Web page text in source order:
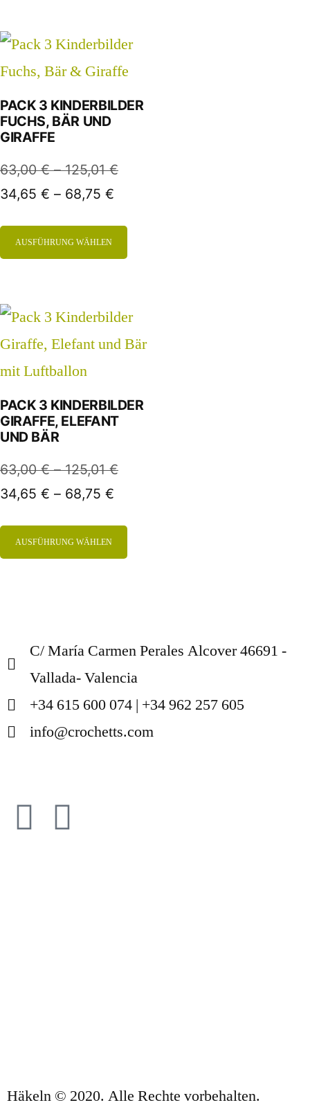
PACK 3 KINDERBILDER
FUCHS, BÄR UND
GIRAFFE
63,00€ –125,01€
34,65 € – 68,75 €
AUSFÜHRUNG WÄHLEN
PACK 3 KINDERBILDER
GIRAFFE, ELEFANT
UND BÄR
63,00€ –125,01€
34,65 € – 68,75 €
AUSFÜHRUNG WÄHLEN
C/ María Carmen Perales Alcover 46691 -
Vallada- Valencia
+34 615 600 074 | +34 962 257 605
info@crochetts.com
Häkeln © 2020. Alle Rechte vorbehalten.